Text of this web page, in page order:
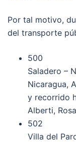
Por tal motivo,
del transporte
500
Saladero –
Nicaragua,
y recorrido
Alberti,
502
Villa del